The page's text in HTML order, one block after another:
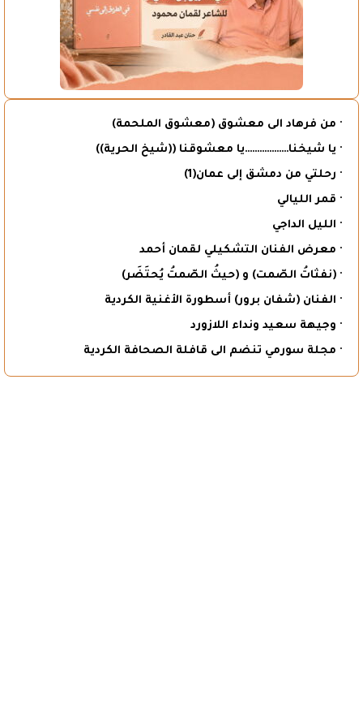
· من فرهاد الى معشوق (معشوق الملحمة)
· يا شيخنا………………يا معشوقنا ((شيخ الحرية))
· رحلتي من دمشق إلى عمان(1)
· قمر الليالي
· الليل الداجي
· معرض الفنان التشكيلي لقمان أحمد
· (نفثاتُ الصّمت) و (حيثُ الصّمتُ يُحتَضَر)
· الفنان (شفان برور) أسطورة الأغنية الكردية
· وجيهة سعيد ونداء اللازورد
· مجلة سورمي تنضم الى قافلة الصحافة الكردية